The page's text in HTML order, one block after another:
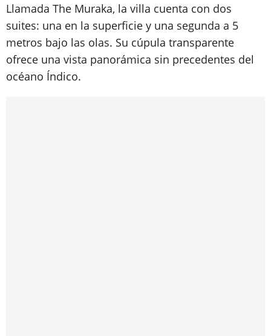
Llamada The Muraka, la villa cuenta con dos
suites: una en la superficie y una segunda a 5
metros bajo las olas. Su cúpula transparente
ofrece una vista panorámica sin precedentes del
océano Índico.